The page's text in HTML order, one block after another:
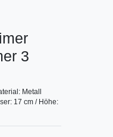
3
Metall
17 cm / Höhe: